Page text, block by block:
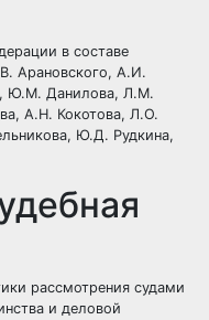
в составе
Арановского, А.И.
Ю.М. Данилова, Л.М.
А.Н. Кокотова, Л.О.
Ю.Д. Рудкина,
рассмотрения судами
и деловой